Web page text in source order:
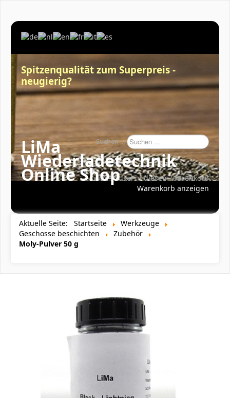
Spitzenqualität zum Superpreis -
neugierig?
Suchen ...
Keine Artikel in diesem Warenkorb
Warenkorb anzeigen
LiMa
Wiederladetechnik
Online Shop
Aktuelle Seite: Startseite
Werkzeuge
Geschosse beschichten
Zubehör
Moly-Pulver 50 g